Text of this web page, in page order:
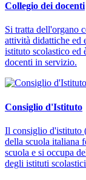
Collegio dei docenti
Si tratta dell'organo
attività didattiche ed
istituto scolastico ed
docenti in servizio.
Consiglio d'Istituto
Il consiglio d'istituto
della scuola italiana
scuola e si occupa
degli istituti